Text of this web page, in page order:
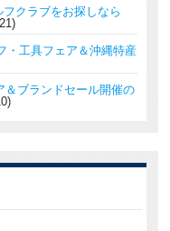
クラブをお探しなら
・工具フェア＆沖縄特産
＆ブランドセール開催の